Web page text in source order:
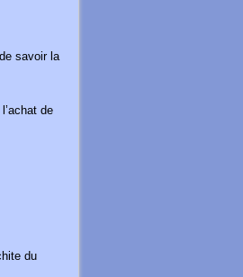
savoir la
de
du